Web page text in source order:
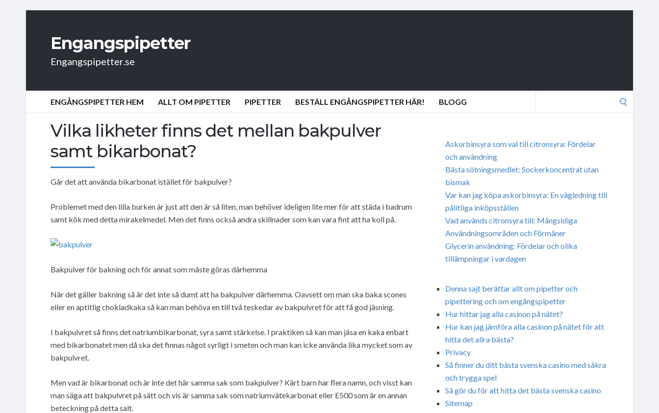
Engangspipetter
Engangspipetter.se
ENGÅNGSPIPETTER HEM ALLT OM PIPETTER PIPETTER BESTÄLL ENGÅNGSPIPETTER HÄR! BLOGG
Vilka likheter finns det mellan bakpulver
samt bikarbonat?
Går det att använda bikarbonat istället för bakpulver?
Problemet med den lilla burken är just att den är så liten, man behöver ideligen lite mer för att städa i badrum
samt kök med detta mirakelmedel. Men det finns också andra skillnader som kan vara fint att ha koll på.
Bakpulver för bakning och för annat som måste göras därhemma
När det gäller bakning så är det inte så dumt att ha bakpulver därhemma. Oavsett om man ska baka scones
eller en aptitlig chokladkaka så kan man behöva en till två teskedar av bakpulvret för att få god jäsning.
I bakpulvret så finns det natriumbikarbonat, syra samt stärkelse. I praktiken så kan man jäsa en kaka enbart
med bikarbonatet men då ska det finnas något syrligt i smeten och man kan icke använda lika mycket som av
bakpulvret.
Men vad är bikarbonat och är inte det här samma sak som bakpulver? Kärt barn har flera namn, och visst kan
man säga att bakpulvret på sätt och vis är samma sak som natriumvätekarbonat eller E500 som är en annan
beteckning på detta salt.
Askorbinsyra som val till citronsyra: Fördelar
och användning
Bästa sötningsmedlet: Sockerkoncentrat utan
bismak
Var kan jag köpa askorbinsyra: En vägledning till
pålitliga inköpsställen
Vad används citronsyra till: Mångsidiga
Användningsområden och Förmåner
Glycerin användning: Fördelar och olika
tillämpningar i vardagen
Denna sajt berättar allt om pipetter och
pipettering och om engångspipetter
Hur hittar jag alla casinon på nätet?
Hur kan jag jämföra alla casinon på nätet för att
hitta det allra bästa?
Privacy
Så finner du ditt bästa svenska casino med säkra
och trygga spel
Så gör du för att hitta det bästa svenska casino
Sitemap